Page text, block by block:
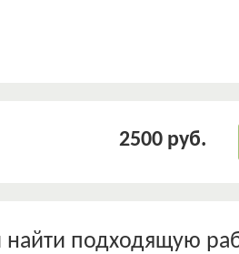
методов и форм
в том числе в зависимости от
постоянное внедрение новых
целом. Однако слишком ускоренный
физических лиц обострило
2500 руб.
найти подходящую